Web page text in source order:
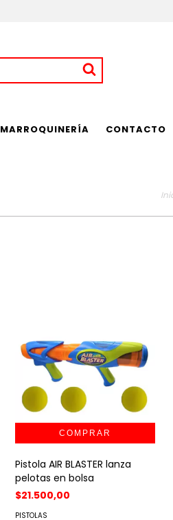
MARROQUINERÍA CONTACTO
Pistola AIR BLASTER lanza
pelotas en bolsa
$21.500,00
PISTOLAS